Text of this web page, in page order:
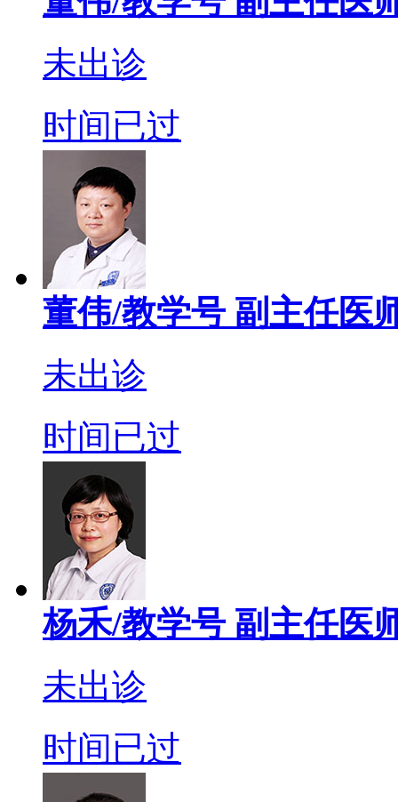
未出诊
时间已过
董伟/教学号 副主任医
未出诊
时间已过
杨禾/教学号 副主任医
未出诊
时间已过